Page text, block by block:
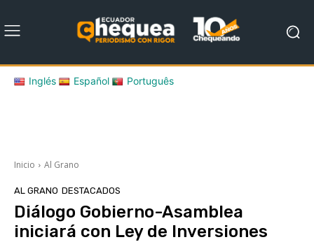
Inglés Español Português
Inicio Al Grano
AL GRANO DESTACADOS
Diálogo Gobierno-Asamblea
iniciará con Ley de Inversiones